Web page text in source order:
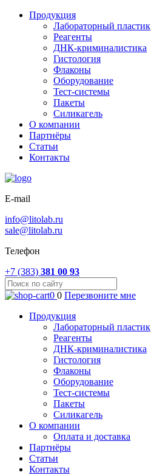
Продукция
Лабораторный пластик
Реагенты
ДНК-криминалистика
Гистология
Флаконы
Оборудование
Тест-системы
Пакеты
Силикагель
О компании
Партнёры
Статьи
Контакты
E-mail
info@litolab.ru
sale@litolab.ru
Телефон
+7 (383) 381 00 93
0 0 Перезвоните мне
Продукция
Лабораторный пластик
Реагенты
ДНК-криминалистика
Гистология
Флаконы
Оборудование
Тест-системы
Пакеты
Силикагель
О компании
Оплата и доставка
Партнёры
Статьи
Контакты